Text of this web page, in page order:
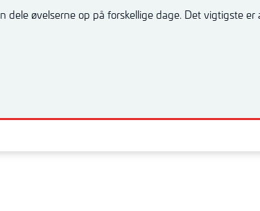
dele øvelserne op på forskellige dage. Det vigtigste